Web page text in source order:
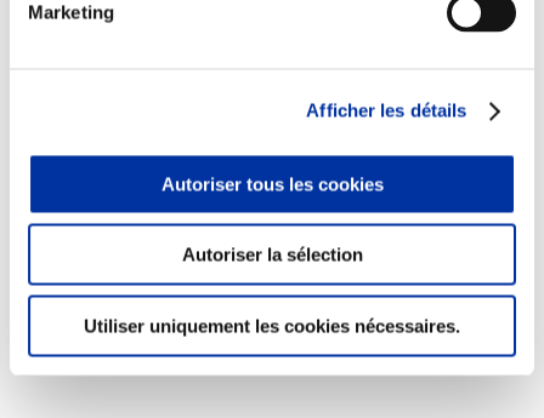
Marketing
Afficher les détails
Autoriser tous les cookies
Autoriser la sélection
Utiliser uniquement les cookies nécessaires.
Elevage
Transport – mise en marché
Partenaire Climat
Alimentation de qualité, raisonnée et durable